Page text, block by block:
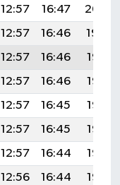
12:57 16:47
20:00
12:57 16:46
19:59
12:57 16:46
19:58
12:57 16:46
19:57
12:57 16:45
19:56
12:57 16:45
19:55
12:57 16:44
19:53
12:56 16:44
19:52